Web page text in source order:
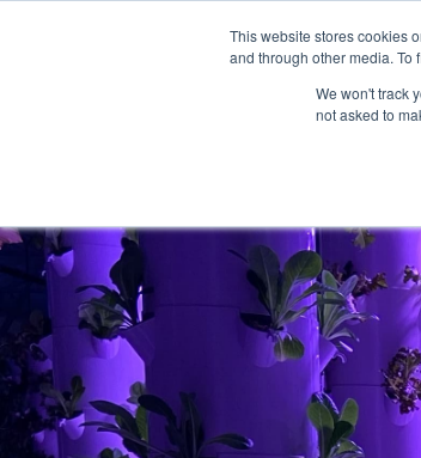
This website stores cookies
and through other media. To
We won't track
not asked to